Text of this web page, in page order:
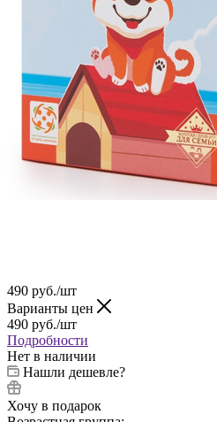
490 руб./шт
Варианты цен
490 руб./шт
Подробности
Нет в наличии
Нашли дешевле?
Хочу в подарок